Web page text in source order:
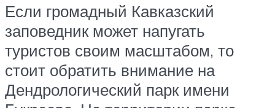
Если громадный Кавказский
заповедник может напугать
туристов своим масштабом, то
стоит обратить внимание на
Дендрологический парк имени